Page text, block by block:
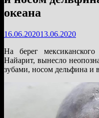
океана
16.06.202013.06.2020
На берег
Найарит, вынесло
зубами, носом дельфина и